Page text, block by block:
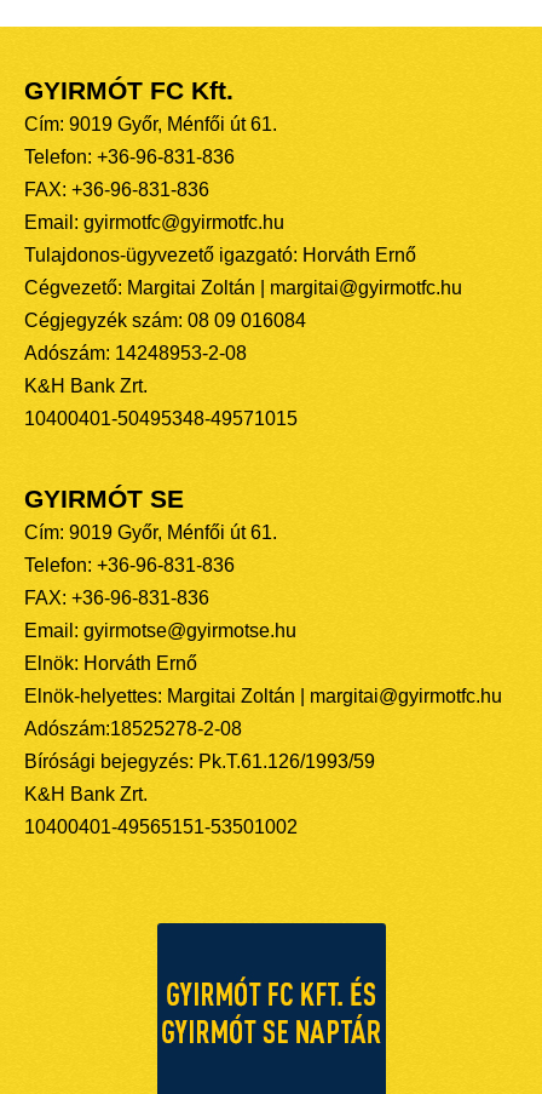
GYIRMÓT FC Kft.
Cím: 9019 Győr, Ménfői út 61.
Telefon: +36-96-831-836
FAX: +36-96-831-836
Email: gyirmotfc@gyirmotfc.hu
Tulajdonos-ügyvezető igazgató: Horváth Ernő
Cégvezető: Margitai Zoltán | margitai@gyirmotfc.hu
Cégjegyzék szám: 08 09 016084
Adószám: 14248953-2-08
K&H Bank Zrt.
10400401-50495348-49571015
GYIRMÓT SE
Cím: 9019 Győr, Ménfői út 61.
Telefon: +36-96-831-836
FAX: +36-96-831-836
Email: gyirmotse@gyirmotse.hu
Elnök: Horváth Ernő
Elnök-helyettes: Margitai Zoltán | margitai@gyirmotfc.hu
Adószám:18525278-2-08
Bírósági bejegyzés: Pk.T.61.126/1993/59
K&H Bank Zrt.
10400401-49565151-53501002